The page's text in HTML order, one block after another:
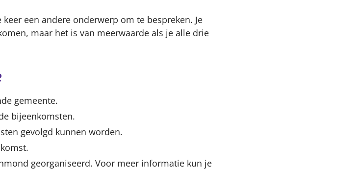
een andere onderwerp om te bespreken. Je
maar het is van meerwaarde als je alle drie
gemeente.
bijeenkomsten.
gevolgd kunnen worden.
georganiseerd. Voor meer informatie kun je